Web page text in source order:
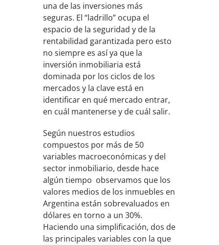
una de las inversiones más
seguras. El “ladrillo” ocupa el
espacio de la seguridad y de la
rentabilidad garantizada pero esto
no siempre es así ya que la
inversión inmobiliaria está
dominada por los ciclos de los
mercados y la clave está en
identificar en qué mercado entrar,
en cuál mantenerse y de cuál salir.
Según nuestros estudios
compuestos por más de 50
variables macroeconómicas y del
sector inmobiliario, desde hace
algún tiempo observamos que los
valores medios de los inmuebles en
Argentina están sobrevaluados en
dólares en torno a un 30%.
Haciendo una simplificación, dos de
las principales variables con la que